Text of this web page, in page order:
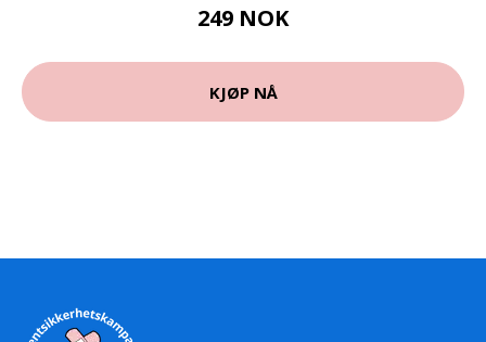
249 NOK
KJØP NÅ